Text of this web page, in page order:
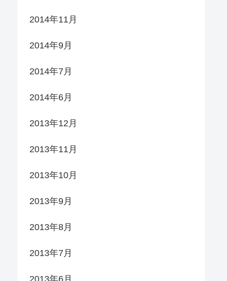
2014年11月
2014年9月
2014年7月
2014年6月
2013年12月
2013年11月
2013年10月
2013年9月
2013年8月
2013年7月
2013年6月